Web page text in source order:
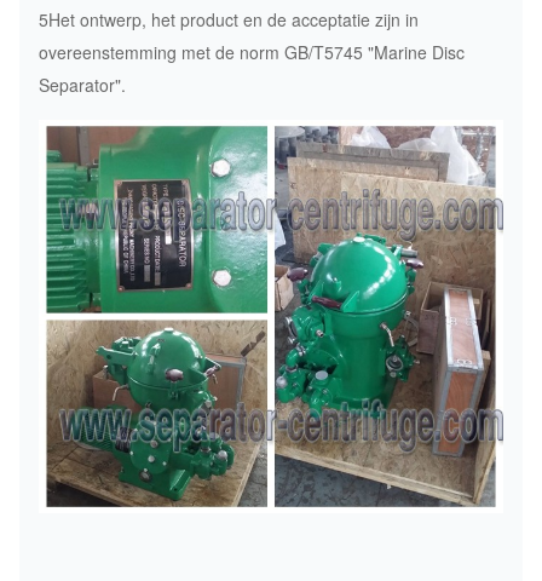
5Het ontwerp, het product en de acceptatie zijn in
overeenstemming met de norm GB/T5745 "Marine Disc
Separator".